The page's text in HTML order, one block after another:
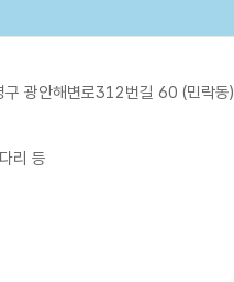
구 광안해변로312번길 60 (민락동)
리 등